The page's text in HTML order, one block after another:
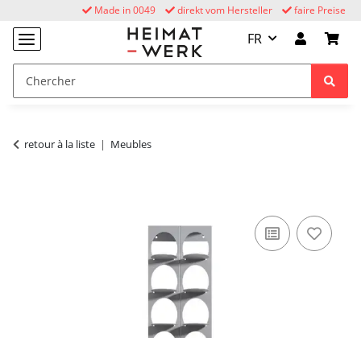
faire Preise
direkt vom Hersteller
Made in 0049
FR
retour à la liste Meubles